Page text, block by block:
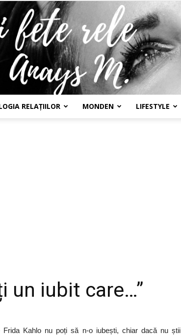
RELAȚIILOR MONDEN LIFESTYLE
un iubit care…”
Frida Kahlo nu poți să n-o iubești, chiar dacă nu știi